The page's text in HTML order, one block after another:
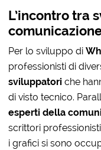
L’incontro tra
Per lo sviluppo di
professionisti di
sviluppatori che
di visto tecnico.
esperti della
scrittori
i grafici si sono